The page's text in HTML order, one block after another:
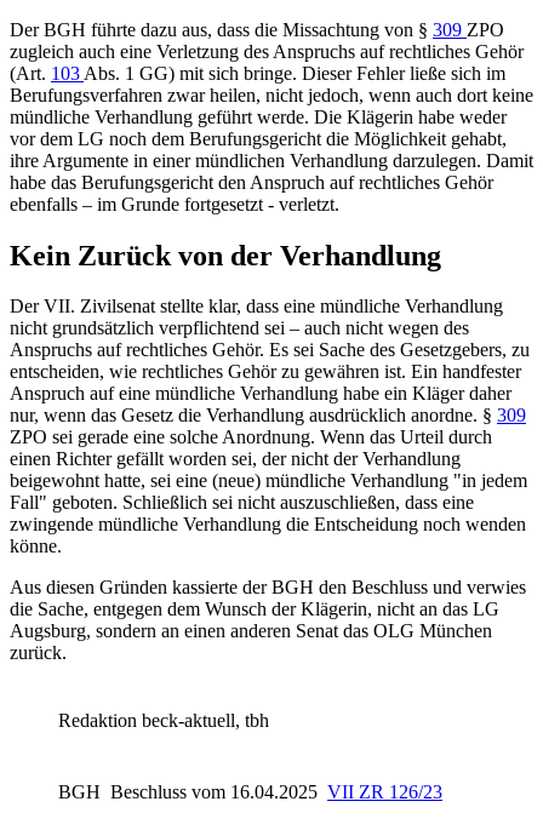
Der BGH führte dazu aus, dass die Missachtung von § 309 ZPO
zugleich auch eine Verletzung des Anspruchs auf rechtliches Gehör
(Art. 103 Abs. 1 GG) mit sich bringe. Dieser Fehler ließe sich im
Berufungsverfahren zwar heilen, nicht jedoch, wenn auch dort keine
mündliche Verhandlung geführt werde. Die Klägerin habe weder
vor dem LG noch dem Berufungsgericht die Möglichkeit gehabt,
ihre Argumente in einer mündlichen Verhandlung darzulegen. Damit
habe das Berufungsgericht den Anspruch auf rechtliches Gehör
ebenfalls – im Grunde fortgesetzt - verletzt.
Kein Zurück von der Verhandlung
Der VII. Zivilsenat stellte klar, dass eine mündliche Verhandlung
nicht grundsätzlich verpflichtend sei – auch nicht wegen des
Anspruchs auf rechtliches Gehör. Es sei Sache des Gesetzgebers, zu
entscheiden, wie rechtliches Gehör zu gewähren ist. Ein handfester
Anspruch auf eine mündliche Verhandlung habe ein Kläger daher
nur, wenn das Gesetz die Verhandlung ausdrücklich anordne. § 309
ZPO sei gerade eine solche Anordnung. Wenn das Urteil durch
einen Richter gefällt worden sei, der nicht der Verhandlung
beigewohnt hatte, sei eine (neue) mündliche Verhandlung "in jedem
Fall" geboten. Schließlich sei nicht auszuschließen, dass eine
zwingende mündliche Verhandlung die Entscheidung noch wenden
könne.
Aus diesen Gründen kassierte der BGH den Beschluss und verwies
die Sache, entgegen dem Wunsch der Klägerin, nicht an das LG
Augsburg, sondern an einen anderen Senat das OLG München
zurück.
Redaktion beck-aktuell, tbh
BGH Beschluss vom 16.04.2025 VII ZR 126/23